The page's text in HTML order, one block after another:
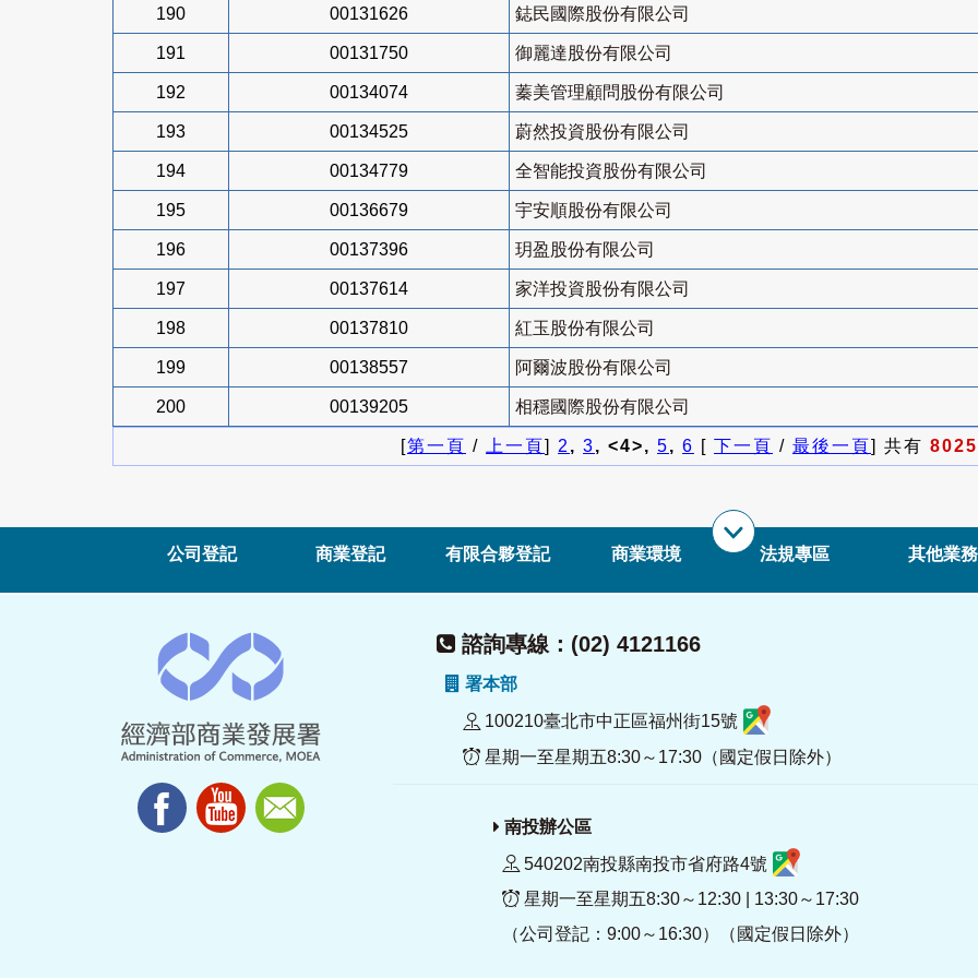
190 00131626 鋕民國際股份有限公司
191 00131750 御麗達股份有限公司
192 00134074 蓁美管理顧問股份有限公司
193 00134525 蔚然投資股份有限公司
194 00134779 全智能投資股份有限公司
195 00136679 宇安順股份有限公司
196 00137396 玥盈股份有限公司
197 00137614 家洋投資股份有限公司
198 00137810 紅玉股份有限公司
199 00138557 阿爾波股份有限公司
200 00139205 相穩國際股份有限公司
[第一頁 / 上一頁] 2, 3, <4>, 5, 6 [ 下一頁 / 最後一頁] 共有 8025
公司登記 商業登記 有限合夥登記 商業環境 法規專區 其他業務
諮詢專線：(02) 4121166
署本部
100210臺北市中正區福州街15號
星期一至星期五8:30～17:30（國定假日除外）
南投辦公區
540202南投縣南投市省府路4號
星期一至星期五8:30～12:30 | 13:30～17:30
（公司登記：9:00～16:30）（國定假日除外）